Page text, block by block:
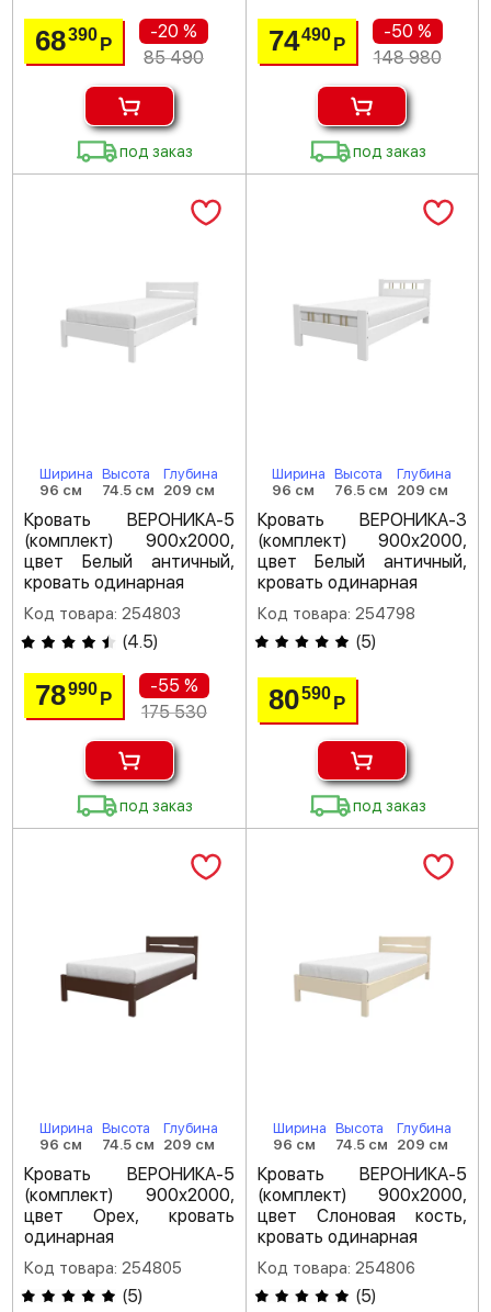
68390Р
-20 %
85 490
под заказ
74490 Р
-50 %
148 980
под заказ
Ширина
96 см
Высота
74.5 см
Глубина
209 см
Кровать ВЕРОНИКА-5
(комплект) 900х2000,
цвет Белый античный,
кровать одинарная
Код товара: 254803
(4.5)
78990Р
-55 %
175 530
под заказ
Ширина
96 см
Высота
76.5 см
Глубина
209 см
Кровать ВЕРОНИКА-3
(комплект) 900х2000,
цвет Белый античный,
кровать одинарная
Код товара: 254798
(5)
80590 Р
под заказ
Ширина
96 см
Высота
74.5 см
Глубина
209 см
Кровать ВЕРОНИКА-5
(комплект) 900х2000,
цвет Орех, кровать
одинарная
Код товара: 254805
(5)
Ширина
96 см
Высота
74.5 см
Глубина
209 см
Кровать ВЕРОНИКА-5
(комплект) 900х2000,
цвет Слоновая кость,
кровать одинарная
Код товара: 254806
(5)